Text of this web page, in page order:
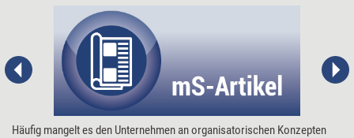
Häufig mangelt es den Unternehmen an organisatorischen Konzepten